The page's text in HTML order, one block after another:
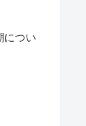
につい